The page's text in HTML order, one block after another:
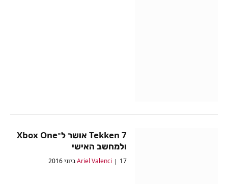
Tekken 7 אושר ל־Xbox One
ולמחשב האישי
Ariel Valenci 17 ביוני 2016